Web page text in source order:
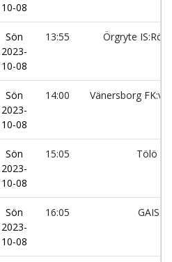
10-08
Sön
2023-
10-08
13:55 Örgryte IS:Röd
Sön
2023-
10-08
14:00 Vänersborg FK:vit
Sön
2023-
10-08
15:05 Tölö IF
Sön
2023-
10-08
16:05 GAIS:U